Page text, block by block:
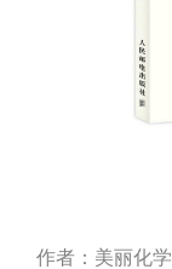
作者：美丽化学